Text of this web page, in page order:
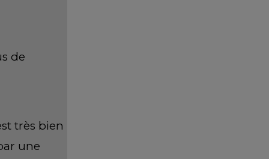
de
très bien
une